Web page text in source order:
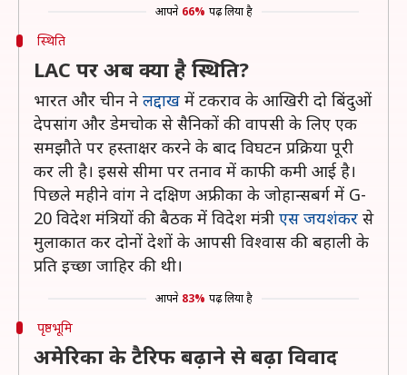
आपने 66% पढ़ लिया है
स्थिति
LAC पर अब क्या है स्थिति?
भारत और चीन ने लद्दाख में टकराव के आखिरी दो बिंदुओं
देपसांग और डेमचोक से सैनिकों की वापसी के लिए एक
समझौते पर हस्ताक्षर करने के बाद विघटन प्रक्रिया पूरी
कर ली है। इससे सीमा पर तनाव में काफी कमी आई है।
पिछले महीने वांग ने दक्षिण अफ्रीका के जोहान्सबर्ग में G-
20 विदेश मंत्रियों की बैठक में विदेश मंत्री एस जयशंकर से
मुलाकात कर दोनों देशों के आपसी विश्वास की बहाली के
प्रति इच्छा जाहिर की थी।
आपने 83% पढ़ लिया है
पृष्ठभूमि
अमेरिका के टैरिफ बढ़ाने से बढ़ा विवाद